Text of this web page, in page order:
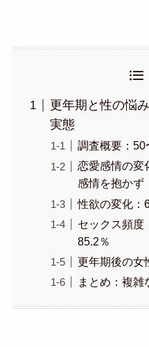
更年期と性の悩
実態
調査概要：50
恋愛感情の変
感情を抱かず
性欲の変化：
セックス頻度
85.2％
更年期後の女
まとめ：複雑